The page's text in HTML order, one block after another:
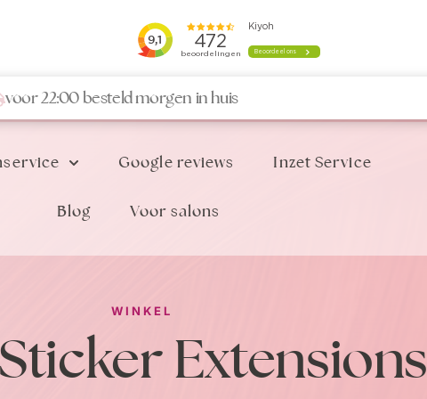
voor 22:00 besteld morgen in huis
Google reviews Inzet Service
Blog Voor salons
WINKEL
Extensions